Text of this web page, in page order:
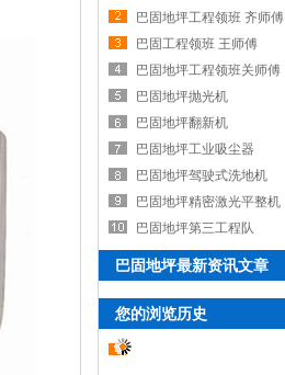
巴固地坪工程领班 齐师傅
巴固工程领班 王师傅
巴固地坪工程领班关师傅
巴固地坪抛光机
巴固地坪翻新机
巴固地坪工业吸尘器
巴固地坪驾驶式洗地机
巴固地坪精密激光平整机
巴固地坪第三工程队
巴固地坪最新资讯文章
您的浏览历史